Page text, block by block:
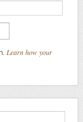
Learn how your